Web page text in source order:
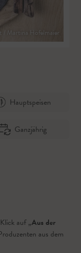
/ Martina Höfelmaier
Hauptspeisen
Ganzjährig
auf „Aus der
aus dem